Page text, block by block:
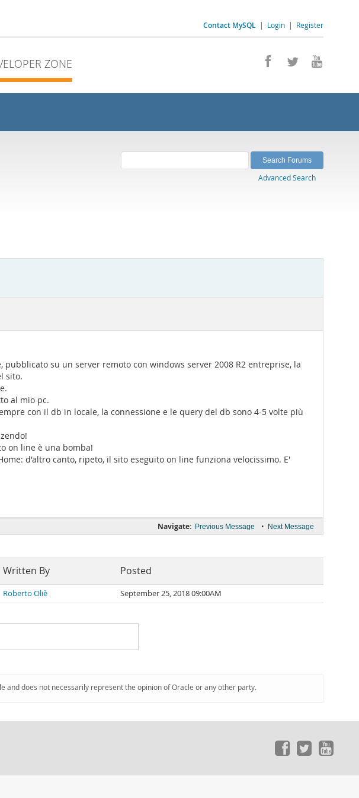
Contact MySQL | Login | Register
ZONE
Advanced Search
su un server remoto con windows server 2008 R2 entreprise, la
sito.
al mio pc.
con il db in locale, la connessione e le query del db sono 4-5 volte più
on line è una bomba!
d'altro canto, ripeto, il sito eseguito on line funziona velocissimo. E'
Navigate: Previous Message • Next Message
Written By Posted
Roberto Oliè September 25, 2018 09:00AM
and does not necessarily represent the opinion of Oracle or any other party.